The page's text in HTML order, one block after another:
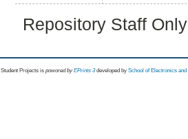
Repository Staff
Projects is powored byEPrints 3 developed by School of Electronics